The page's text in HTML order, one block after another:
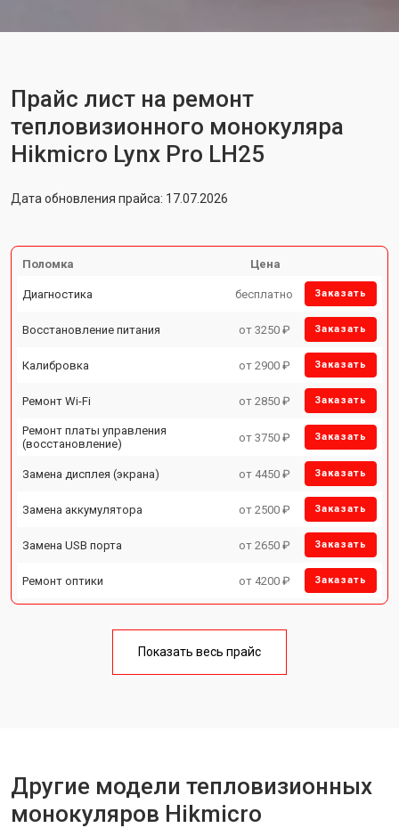
Прайс лист на ремонт
тепловизионного монокуляра
Hikmicro Lynx Pro LH25
Дата обновления прайса: 17.07.2026
Поломка Цена
Диагностика бесплатно Заказать
Восстановление питания от 3250 ₽ Заказать
Калибровка от 2900 ₽ Заказать
Ремонт Wi-Fi от 2850 ₽ Заказать
Ремонт платы управления
(восстановление)
от 3750 ₽ Заказать
Замена дисплея (экрана) от 4450 ₽ Заказать
Замена аккумулятора от 2500 ₽ Заказать
Замена USB порта от 2650 ₽ Заказать
Ремонт оптики от 4200 ₽ Заказать
Показать весь прайс
Другие модели тепловизионных
монокуляров Hikmicro